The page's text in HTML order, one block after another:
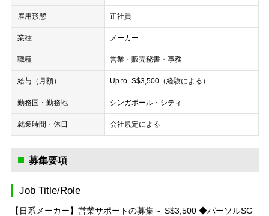
雇用形態 正社員
業種 メーカー
職種 営業・販売秘書・事務
給与（月額） Up to_S$3,500（経験による）
勤務国・勤務地 シンガポール・シティ
就業時間・休日 会社規定による
募集要項
Job Title/Role
【日系メーカー】営業サポートの募集～ S$3,500 ◆パーソルSG